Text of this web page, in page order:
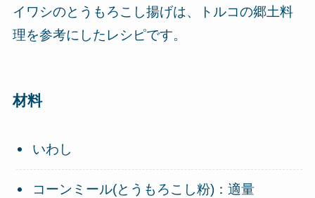
イワシのとうもろこし揚げは、トルコの郷土料
理を参考にしたレシピです。
材料
いわし
コーンミール(とうもろこし粉)：適量